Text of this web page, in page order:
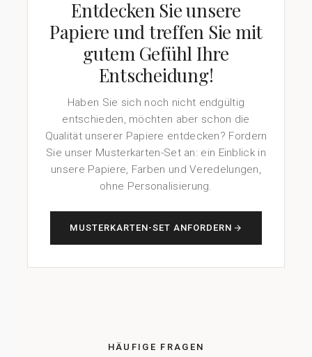
Entdecken Sie unsere
Papiere und treffen Sie mit
gutem Gefühl Ihre
Entscheidung!
Haben Sie sich noch nicht endgültig
entschieden, möchten aber schon die
Qualität unserer Papiere entdecken? Fordern
Sie unser Musterkarten-Set an: ein Einblick in
unsere Papiere, Farben und Veredelungen,
ohne Personalisierung.
MUSTERKARTEN-SET ANFORDERN
HÄUFIGE FRAGEN